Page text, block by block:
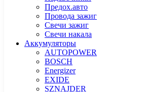
Предох.авто
Провода зажиг
Свечи зажиг
Свечи накала
Аккумуляторы
AUTOPOWER
BOSCH
Energizer
EXIDE
SZNAJDER